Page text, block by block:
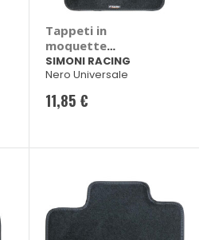
Tappeti in
moquette
universale Solo -
SIMONI RACING
SIMONI RACING
Nero Universale
11,85 €